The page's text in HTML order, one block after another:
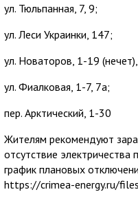
ул. Тюльпанная, 7, 9;
ул. Леси Украинки, 147;
ул. Новаторов, 1-19
ул. Фиалковая, 1-7, 7а;
пер. Арктический, 1-30
Жителям рекомендуют
отсутствие
график плановых
https://crimea-energy.ru/